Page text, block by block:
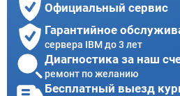
Официальный сервис
Гарантийное
сервера IBM до 3 лет
Диагностика за наш
ремонт по желанию
Бесплатный выезд